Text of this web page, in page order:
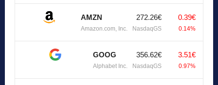
AMZN
Amazon.com, Inc.
272.26€
NasdaqGS
0.39€
0.14%
GOOG
Alphabet Inc.
356.62€
NasdaqGS
3.51€
0.97%